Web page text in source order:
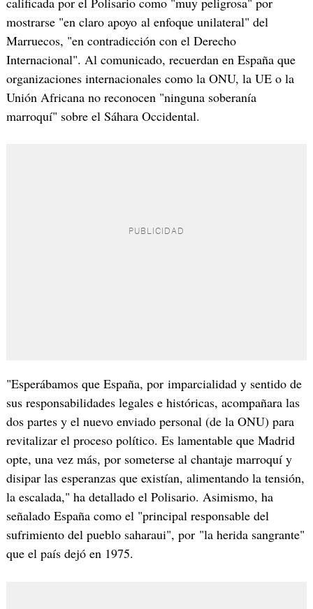
mostrarse "en claro apoyo al enfoque unilateral" del
Marruecos, "en contradicción con el Derecho
Internacional". Al comunicado, recuerdan en España que
organizaciones internacionales como la ONU, la UE o la
Unión Africana no reconocen "ninguna soberanía
marroquí" sobre el Sáhara Occidental.
"Esperábamos que España, por imparcialidad y sentido de
sus responsabilidades legales e históricas, acompañara las
dos partes y el nuevo enviado personal (de la ONU) para
revitalizar el proceso político. Es lamentable que Madrid
opte, una vez más, por someterse al chantaje marroquí y
disipar las esperanzas que existían, alimentando la tensión,
la escalada," ha detallado el Polisario. Asimismo, ha
señalado España como el "principal responsable del
sufrimiento del pueblo saharaui", por "la herida sangrante"
que el país dejó en 1975.